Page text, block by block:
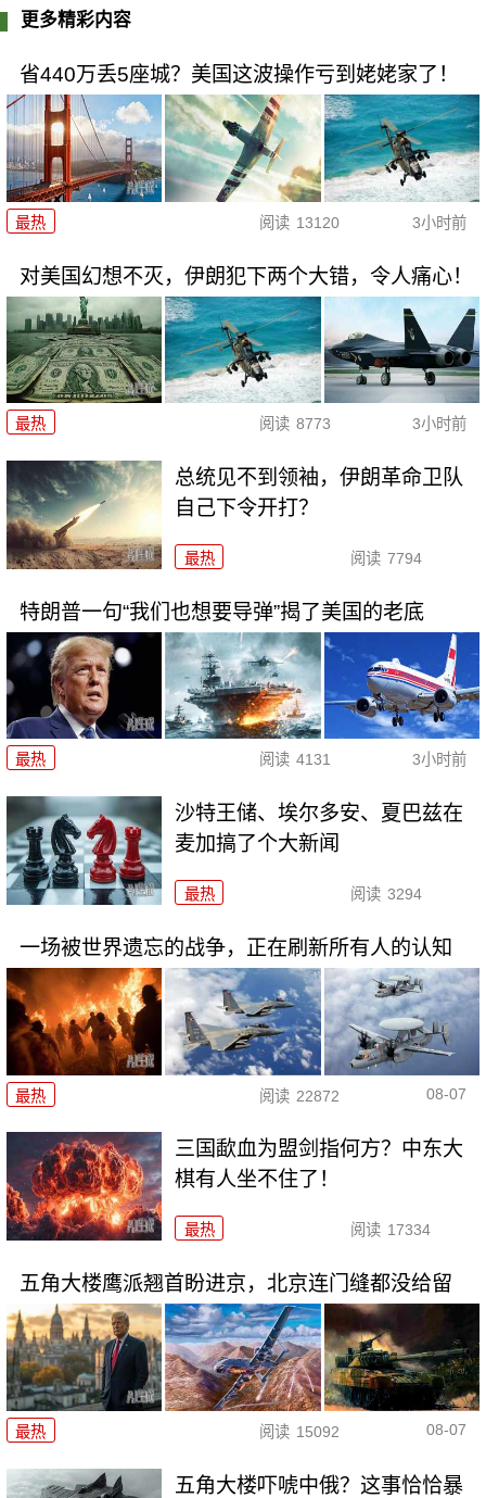
更多精彩内容
省440万丢5座城？美国这波操作亏到姥姥家了！
最热 阅读 13120 3小时前
对美国幻想不灭，伊朗犯下两个大错，令人痛心！
最热 阅读 8773 3小时前
总统见不到领袖，伊朗革命卫队
自己下令开打？
最热 阅读 7794
特朗普一句“我们也想要导弹”揭了美国的老底
最热 阅读 4131 3小时前
沙特王储、埃尔多安、夏巴兹在
麦加搞了个大新闻
最热 阅读 3294
一场被世界遗忘的战争，正在刷新所有人的认知
最热 阅读 22872 08-07
三国歃血为盟剑指何方？中东大
棋有人坐不住了！
最热 阅读 17334
五角大楼鹰派翘首盼进京，北京连门缝都没给留
最热 阅读 15092 08-07
五角大楼吓唬中俄？这事恰恰暴